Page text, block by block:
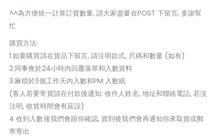
^^為方便統一計算訂貨數量, 請大家盡量在POST 下留言, 多謝幫
忙
購買方法:
1.如要購買請在貨品下留言, 請注明款式, 尺碼和數量 (如有)
2.同事會於24小時內回覆落單和入數資料
3.麻煩於3個工作天內入數和PM 入數紙
(客人若要寄貨請在付款後通知: 收件人姓名, 地址和聯絡電話, 若沒
注明, 收貨時間會有延誤)
4 收到入數後我們會跟你確認, 貨到後我們會再通知你來取貨或郵
寄寄出